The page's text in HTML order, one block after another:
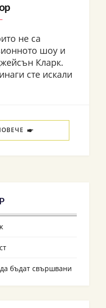
не са
шоу и
Кларк.
сте искали
бъдат свършвани